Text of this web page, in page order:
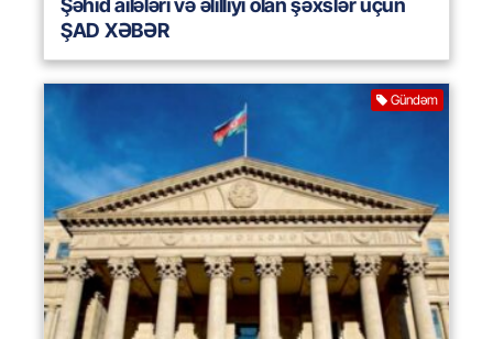
Şəhid ailələri və əlilliyi olan şəxslər üçün
ŞAD XƏBƏR
Gündəm